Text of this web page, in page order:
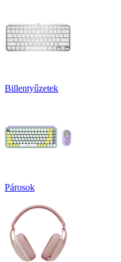
Billentyűzetek
Párosok